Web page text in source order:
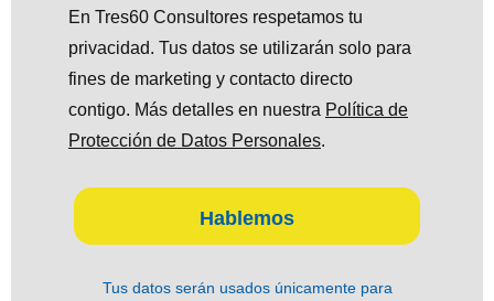
En Tres60 Consultores respetamos tu
privacidad. Tus datos se utilizarán solo para
fines de marketing y contacto directo
contigo. Más detalles en nuestra Política de
Protección de Datos Personales.
Hablemos
Tus datos serán usados únicamente para